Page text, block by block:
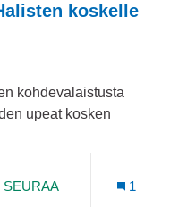
koskelle
kohdevalaistusta
upeat kosken
39 SEURAAJAA
SEURAA
1